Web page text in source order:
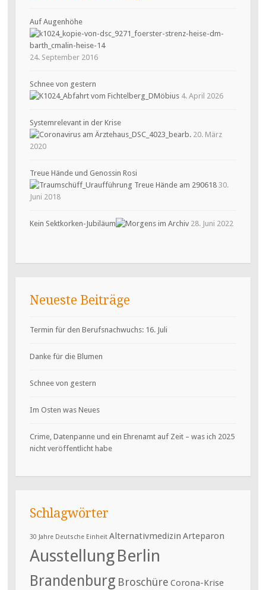
Auf Augenhöhe
24. September 2016
Schnee von gestern
4. April 2026
Systemrelevant in der Krise
20. März
2020
Treue Hände und Genossin Rosi
30.
Juni 2018
Kein Sektkorken-Jubiläum 28. Juni 2022
Neueste Beiträge
Termin für den Berufsnachwuchs: 16. Juli
Danke für die Blumen
Schnee von gestern
Im Osten was Neues
Crime, Datenpanne und ein Ehrenamt auf Zeit – was ich 2025
nicht veröffentlicht habe
Schlagwörter
30 Jahre Deutsche Einheit Alternativmedizin Arteparon
AusstellungBerlin
Brandenburg Broschüre Corona-Krise